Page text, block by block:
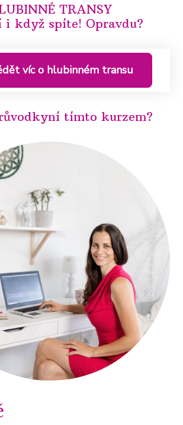
TRANSY
i když spíte! Opravdu?
víc o hlubinném transu
tímto kurzem?